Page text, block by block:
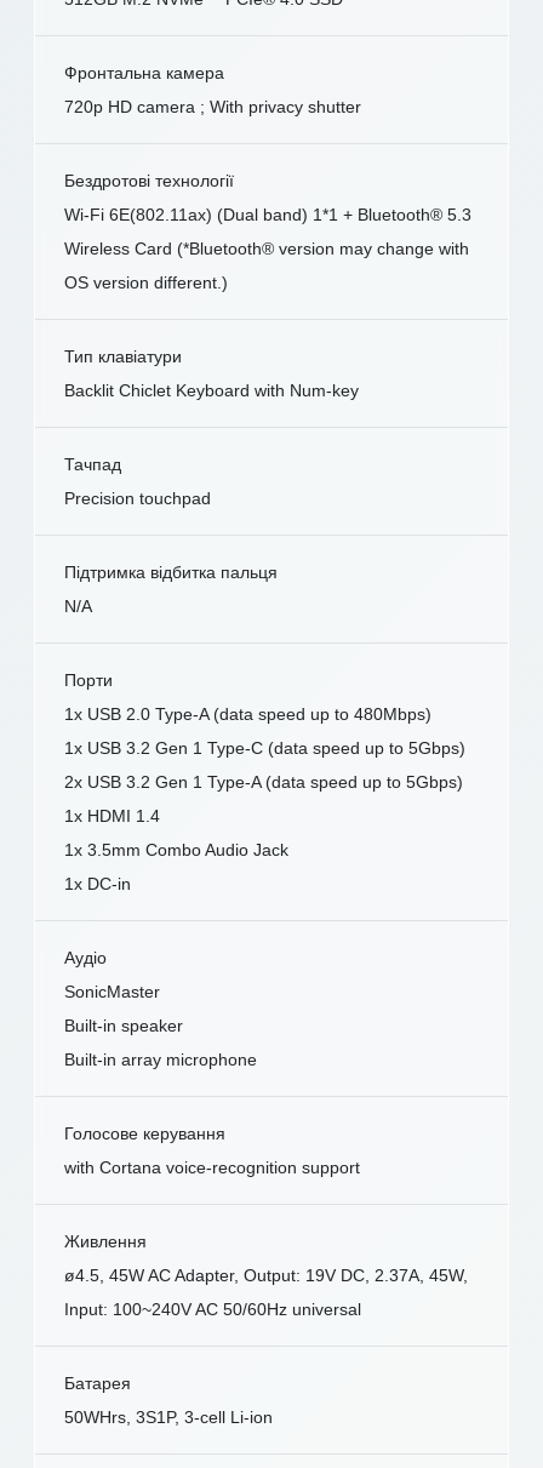
Фронтальна камера
720p HD camera ; With privacy shutter
Бездротові технології
Wi-Fi 6E(802.11ax) (Dual band) 1*1 + Bluetooth® 5.3
Wireless Card (*Bluetooth® version may change with
OS version different.)
Тип клавіатури
Backlit Chiclet Keyboard with Num-key
Тачпад
Precision touchpad
Підтримка відбитка пальця
N/A
Порти
1x USB 2.0 Type-A (data speed up to 480Mbps)
1x USB 3.2 Gen 1 Type-C (data speed up to 5Gbps)
2x USB 3.2 Gen 1 Type-A (data speed up to 5Gbps)
1x HDMI 1.4
1x 3.5mm Combo Audio Jack
1x DC-in
Аудіо
SonicMaster
Built-in speaker
Built-in array microphone
Голосове керування
with Cortana voice-recognition support
Живлення
ø4.5, 45W AC Adapter, Output: 19V DC, 2.37A, 45W,
Input: 100~240V AC 50/60Hz universal
Батарея
50WHrs, 3S1P, 3-cell Li-ion